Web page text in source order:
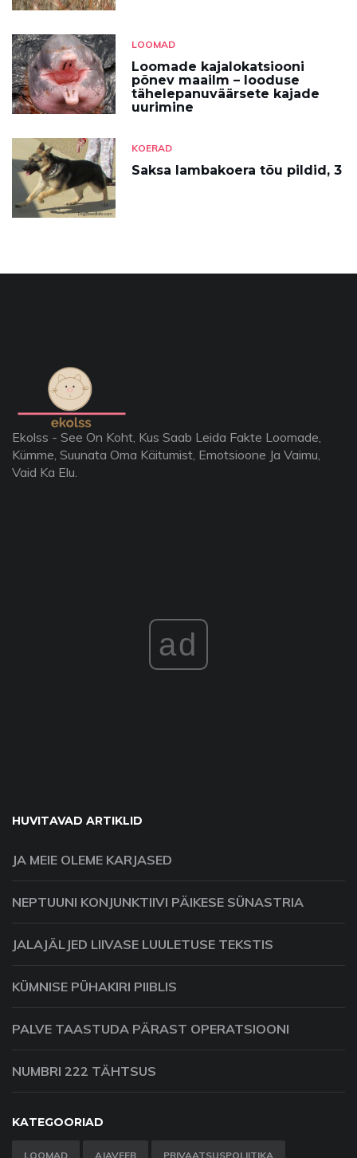
LOOMAD
Loomade kajalokatsiooni
põnev maailm – looduse
tähelepanuväärsete kajade
uurimine
KOERAD
Saksa lambakoera tõu pildid, 3
Ekolss - See On Koht, Kus Saab Leida Fakte Loomade,
Kümme, Suunata Oma Käitumist, Emotsioone Ja Vaimu,
Vaid Ka Elu.
ad
HUVITAVAD ARTIKLID
JA MEIE OLEME KARJASED
NEPTUUNI KONJUNKTIIVI PÄIKESE SÜNASTRIA
JALAJÄLJED LIIVASE LUULETUSE TEKSTIS
KÜMNISE PÜHAKIRI PIIBLIS
PALVE TAASTUDA PÄRAST OPERATSIOONI
NUMBRI 222 TÄHTSUS
KATEGOORIAD
LOOMAD AJAVEEB PRIVAATSUSPOLIITIKA